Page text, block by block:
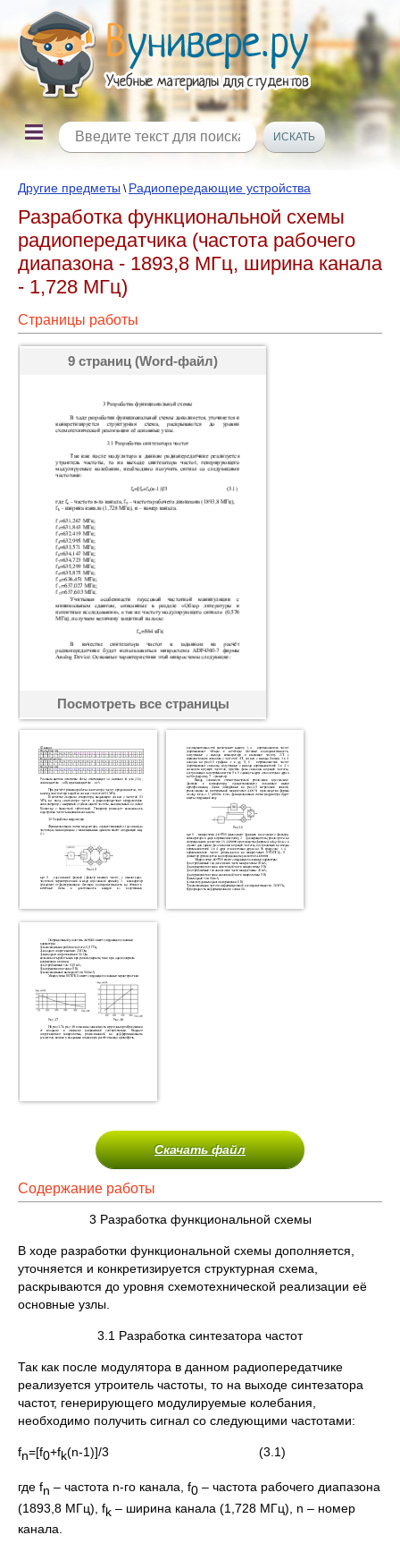
Другие предметы \ Радиопередающие устройства
Разработка функциональной схемы
радиопередатчика (частота рабочего
диапазона - 1893,8 МГц, ширина канала
- 1,728 МГц)
Страницы работы
9 страниц (Word-файл)
Посмотреть все страницы
Скачать файл
Содержание работы
3 Разработка функциональной схемы
В ходе разработки функциональной схемы дополняется,
уточняется и конкретизируется структурная схема,
раскрываются до уровня схемотехнической реализации её
основные узлы.
3.1 Разработка синтезатора частот
Так как после модулятора в данном радиопередатчике
реализуется утроитель частоты, то на выходе синтезатора
частот, генерирующего модулируемые колебания,
необходимо получить сигнал со следующими частотами:
fn=[f0+fk(n-1)]/3 (3.1)
где fn – частота n-го канала, f0 – частота рабочего диапазона
(1893,8 МГц), fk – ширина канала (1,728 МГц), n – номер
канала.